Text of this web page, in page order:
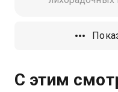
суде над
Стюартом
С этим